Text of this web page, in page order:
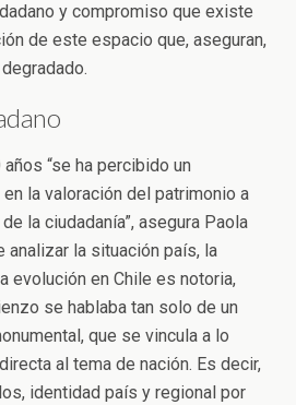
y compromiso que existe
de este espacio que, aseguran,
“se ha percibido un
la valoración del patrimonio a
la ciudadanía”, asegura Paola
analizar la situación país, la
evolución en Chile es notoria,
se hablaba tan solo de un
que se vincula a lo
al tema de nación. Es decir,
identidad país y regional por